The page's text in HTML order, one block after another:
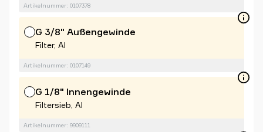
Artikelnummer: 0107378
G 3/8" Außengewinde
Filter, Al
Artikelnummer: 0107149
G 1/8" Innengewinde
Filtersieb, Al
Artikelnummer: 9909111